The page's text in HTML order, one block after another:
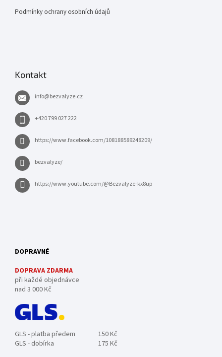
Podmínky ochrany osobních údajů
Kontakt
info@bezvalyze.cz
+420 799 027 222
https://www.facebook.com/108188589248209/
bezvalyze/
https://www.youtube.com/@Bezvalyze-kx8up
DOPRAVNÉ
DOPRAVA ZDARMA
při každé objednávce
nad 3 000 Kč
GLS - platba předem
150 Kč
GLS - dobírka
175 Kč